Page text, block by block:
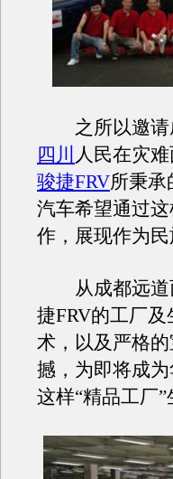
之所以邀请
四川 人民在灾
骏捷FRV所秉承
汽车希望通过
作，展现作为民
从成都远道
捷FRV的工厂
术，以及严格
撼，为即将成
这样“精品工厂